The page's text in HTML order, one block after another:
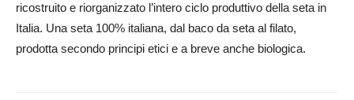
ricostruito e riorganizzato l’intero ciclo produttivo della seta in
Italia. Una seta 100% italiana, dal baco da seta al filato,
prodotta secondo principi etici e a breve anche biologica.